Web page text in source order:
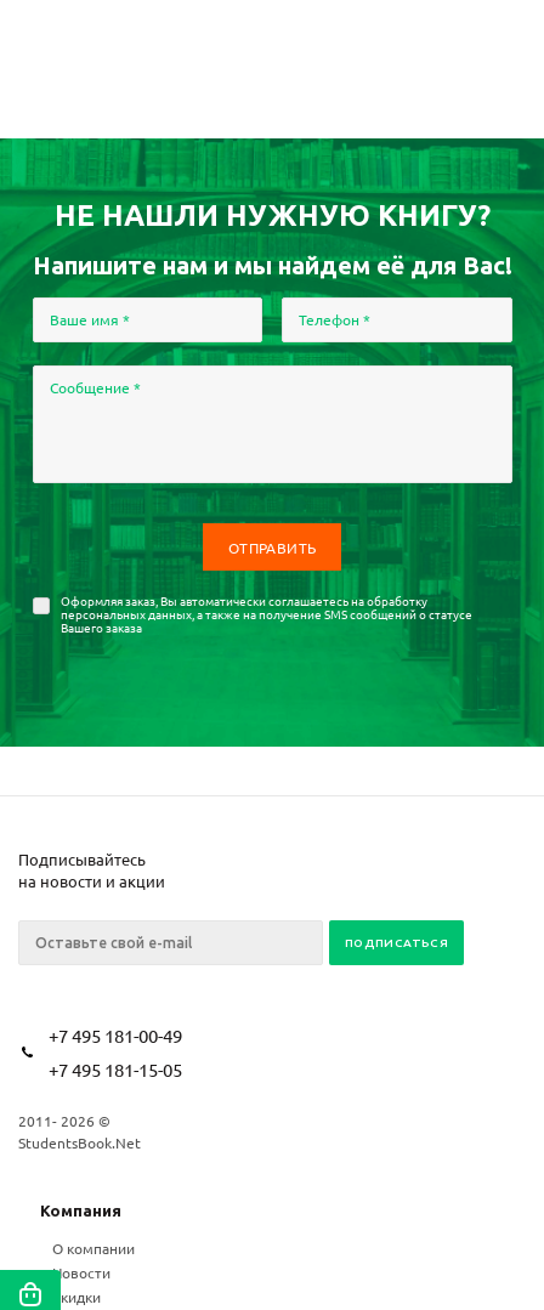
НЕ НАШЛИ НУЖНУЮ КНИГУ?
Напишите нам и мы найдем её для Вас!
Ваше имя * Телефон *
Сообщение *
Оформляя заказ, Вы автоматически соглашаетесь наобработку
персональных данных, а также на получение SMS сообщений о статусе
Вашего заказа
Подписывайтесь
на новости и акции
+7 495 181-00-49
+7 495 181-15-05
2011- 2026 ©
StudentsBook.Net
Компания
О компании
Новости
Скидки